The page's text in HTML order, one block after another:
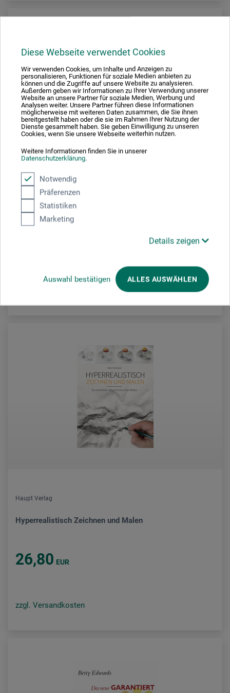
Diese Webseite verwendet Cookies
Wir verwenden Cookies, um Inhalte und Anzeigen zu
personalisieren, Funktionen für soziale Medien anbieten zu
können und die Zugriffe auf unsere Website zu analysieren.
Außerdem geben wir Informationen zu Ihrer Verwendung unserer
Website an unsere Partner für soziale Medien, Werbung und
Analysen weiter. Unsere Partner führen diese Informationen
möglicherweise mit weiteren Daten zusammen, die Sie ihnen
bereitgestellt haben oder die sie im Rahmen Ihrer Nutzung der
Dienste gesammelt haben. Sie geben Einwilligung zu unseren
Cookies, wenn Sie unsere Webseite weiterhin nutzen.
Weitere Informationen finden Sie in unserer
Datenschutzerklärung.
Notwendig
Präferenzen
Statistiken
Marketing
Details zeigen
Auswahl bestätigen ALLES AUSWÄHLEN
Haupt Verlag
Figur: Menschen zeichnen
Haupt Verlag
Hyperrealistisch Zeichnen und Malen
26,80 EUR
zzgl. Versandkosten